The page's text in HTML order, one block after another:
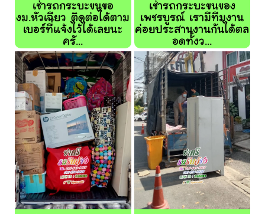
เช่ารถกระบะขนขอ
งม.หัวเฉียว ติดต่อได้ตาม
เบอร์ที่แจ้งไว้ได้เลยนะ
ครั...
เช่ารถกระบะขนของ
เพชรบูรณ์ เรามีทีมงาน
ค่อยประสานงานกันได้ตล
อดทั้งว...